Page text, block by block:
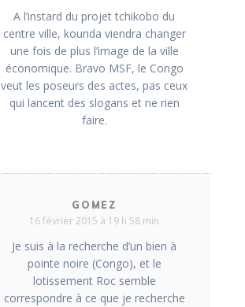
A l’instard du projet tchikobo du
centre ville, kounda viendra changer
une fois de plus l’image de la ville
économique. Bravo MSF, le Congo
veut les poseurs des actes, pas ceux
qui lancent des slogans et ne rien
faire.
GOMEZ
16 février 2015 à 19 h 58 min
Je suis à la recherche d’un bien à
pointe noire (Congo), et le
lotissement Roc semble
correspondre à ce que je recherche